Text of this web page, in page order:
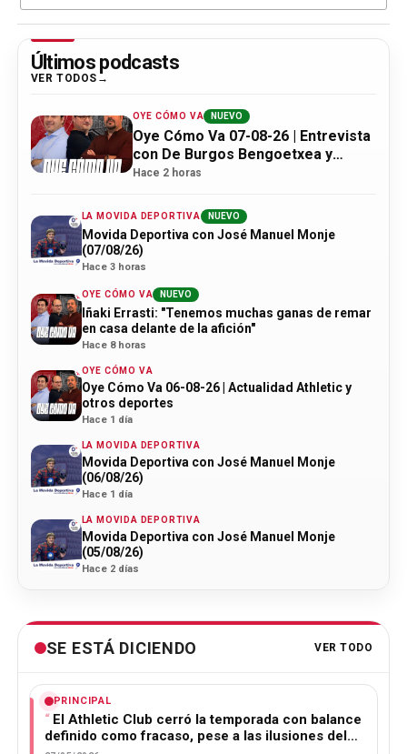
Últimos podcasts
VER TODOS
OYE CÓMO VA NUEVO
Oye Cómo Va 07-08-26 | Entrevista
con De Burgos Bengoetxea y
actualidad Athletic
Hace 2 horas
LA MOVIDA DEPORTIVA NUEVO
Movida Deportiva con José Manuel Monje
(07/08/26)
Hace 3 horas
OYE CÓMO VA NUEVO
Iñaki Errasti: "Tenemos muchas ganas de remar
en casa delante de la afición"
Hace 8 horas
OYE CÓMO VA
Oye Cómo Va 06-08-26 | Actualidad Athletic y
otros deportes
Hace 1 día
LA MOVIDA DEPORTIVA
Movida Deportiva con José Manuel Monje
(06/08/26)
Hace 1 día
LA MOVIDA DEPORTIVA
Movida Deportiva con José Manuel Monje
(05/08/26)
Hace 2 días
SE ESTÁ DICIENDO VER TODO
PRINCIPAL
El Athletic Club cerró la temporada con balance
definido como fracaso, pese a las ilusiones del…